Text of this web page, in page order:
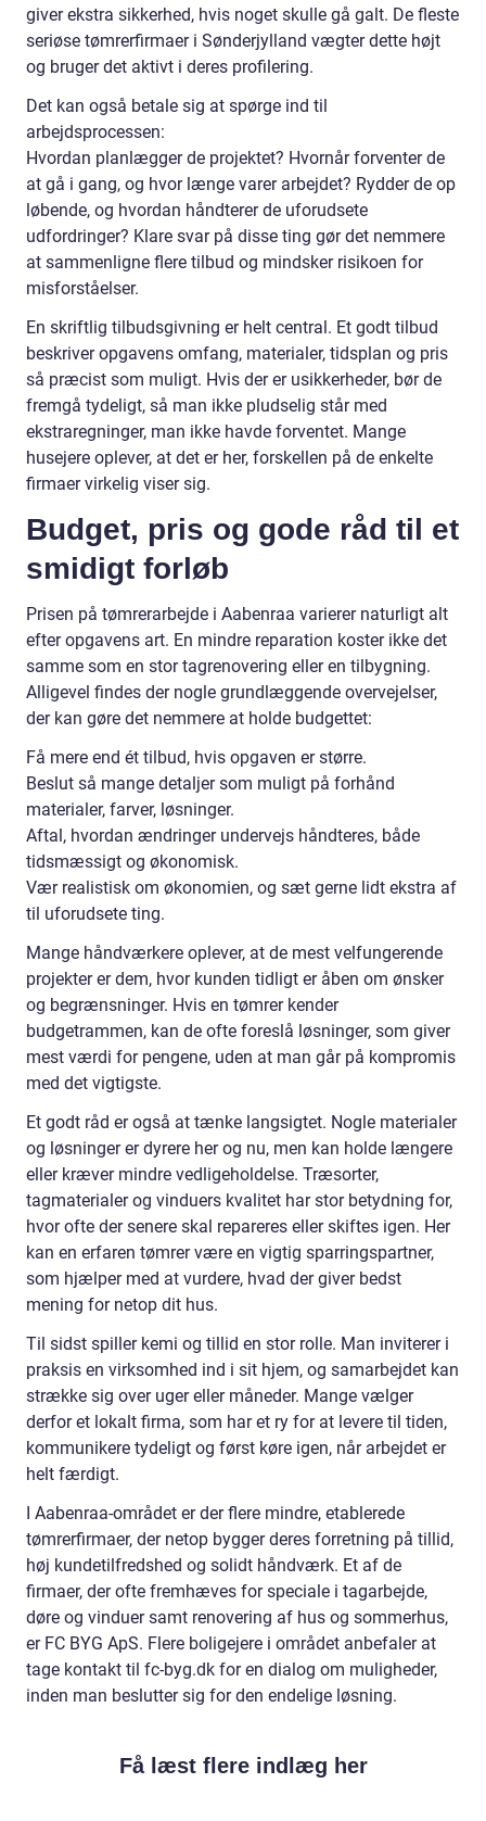
giver ekstra sikkerhed, hvis noget skulle gå galt. De fleste
seriøse tømrerfirmaer i Sønderjylland vægter dette højt
og bruger det aktivt i deres profilering.
Det kan også betale sig at spørge ind til
arbejdsprocessen:
Hvordan planlægger de projektet? Hvornår forventer de
at gå i gang, og hvor længe varer arbejdet? Rydder de op
løbende, og hvordan håndterer de uforudsete
udfordringer? Klare svar på disse ting gør det nemmere
at sammenligne flere tilbud og mindsker risikoen for
misforståelser.
En skriftlig tilbudsgivning er helt central. Et godt tilbud
beskriver opgavens omfang, materialer, tidsplan og pris
så præcist som muligt. Hvis der er usikkerheder, bør de
fremgå tydeligt, så man ikke pludselig står med
ekstraregninger, man ikke havde forventet. Mange
husejere oplever, at det er her, forskellen på de enkelte
firmaer virkelig viser sig.
Budget, pris og gode råd til et
smidigt forløb
Prisen på tømrerarbejde i Aabenraa varierer naturligt alt
efter opgavens art. En mindre reparation koster ikke det
samme som en stor tagrenovering eller en tilbygning.
Alligevel findes der nogle grundlæggende overvejelser,
der kan gøre det nemmere at holde budgettet:
Få mere end ét tilbud, hvis opgaven er større.
Beslut så mange detaljer som muligt på forhånd
materialer, farver, løsninger.
Aftal, hvordan ændringer undervejs håndteres, både
tidsmæssigt og økonomisk.
Vær realistisk om økonomien, og sæt gerne lidt ekstra af
til uforudsete ting.
Mange håndværkere oplever, at de mest velfungerende
projekter er dem, hvor kunden tidligt er åben om ønsker
og begrænsninger. Hvis en tømrer kender
budgetrammen, kan de ofte foreslå løsninger, som giver
mest værdi for pengene, uden at man går på kompromis
med det vigtigste.
Et godt råd er også at tænke langsigtet. Nogle materialer
og løsninger er dyrere her og nu, men kan holde længere
eller kræver mindre vedligeholdelse. Træsorter,
tagmaterialer og vinduers kvalitet har stor betydning for,
hvor ofte der senere skal repareres eller skiftes igen. Her
kan en erfaren tømrer være en vigtig sparringspartner,
som hjælper med at vurdere, hvad der giver bedst
mening for netop dit hus.
Til sidst spiller kemi og tillid en stor rolle. Man inviterer i
praksis en virksomhed ind i sit hjem, og samarbejdet kan
strække sig over uger eller måneder. Mange vælger
derfor et lokalt firma, som har et ry for at levere til tiden,
kommunikere tydeligt og først køre igen, når arbejdet er
helt færdigt.
I Aabenraa-området er der flere mindre, etablerede
tømrerfirmaer, der netop bygger deres forretning på tillid,
høj kundetilfredshed og solidt håndværk. Et af de
firmaer, der ofte fremhæves for speciale i tagarbejde,
døre og vinduer samt renovering af hus og sommerhus,
er FC BYG ApS. Flere boligejere i området anbefaler at
tage kontakt til fc-byg.dk for en dialog om muligheder,
inden man beslutter sig for den endelige løsning.
Få læst flere indlæg her